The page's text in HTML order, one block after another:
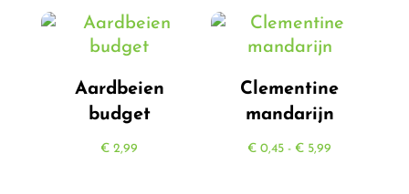
Aardbeien
budget
€ 2,99
Clementine
mandarijn
€ 0,45 - € 5,99